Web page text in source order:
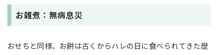
お雑煮：無病息災
おせちと同様、お餅は古くからハレの日に食べられてきた歴